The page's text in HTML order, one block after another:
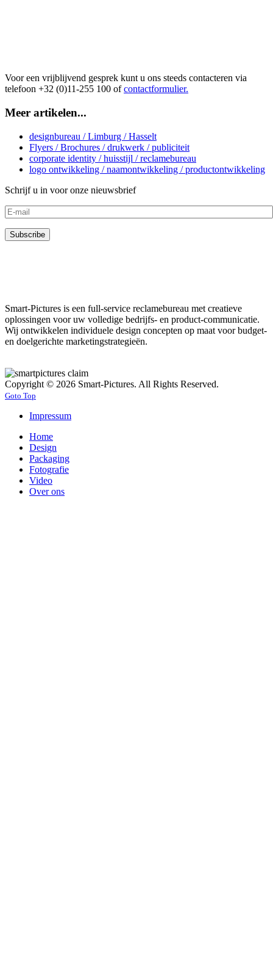
Voor een vrijblijvend gesprek kunt u ons steeds contacteren via
telefoon +32 (0)11-255 100 ofcontactformulier.
Meer artikelen...
designbureau / Limburg / Hasselt
Flyers / Brochures / drukwerk / publiciteit
corporate identity / huisstijl / reclamebureau
logo ontwikkeling / naamontwikkeling / productontwikkeling
Schrijf u in voor onze nieuwsbrief
Smart-Pictures is een full-service reclamebureau met creatieve
oplossingen voor uw volledige bedrijfs- en product-communicatie.
Wij ontwikkelen individuele design concepten op maat voor budget-
en doelgerichte marketingstrategieën.
Copyright © 2026 Smart-Pictures. All Rights Reserved.
Goto Top
Impressum
Home
Design
Packaging
Fotografie
Video
Over ons